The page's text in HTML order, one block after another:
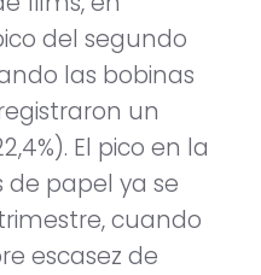
del segundo
las bobinas
un
El pico en la
papel ya se
cuando
escasez de